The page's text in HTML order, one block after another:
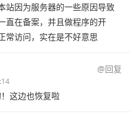
站因为服务器的一些原因导致
直在备案，并且做程序的开
常访问，实在是不好意思
@回复
这边也恢复啦